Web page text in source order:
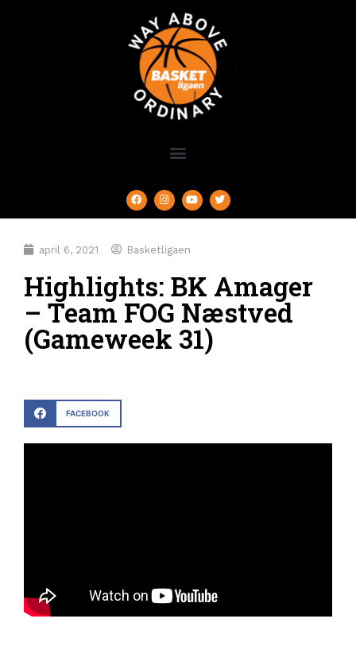
april 6, 2021 Basketligaen
Highlights: BK Amager
– Team FOG Næstved
(Gameweek 31)
FACEBOOK